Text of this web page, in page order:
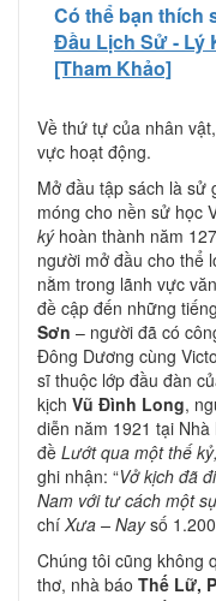
Có thể bạn thích
Đầu Lịch Sử - Lý
[Tham Khảo]
Về thứ tự của nhân
vực hoạt động.
Mở đầu tập sách là sử
móng cho nền sử học
ký hoàn thành năm
người mở đầu cho thể
nằm trong lãnh vực
đề cập đến những
Sơn – người đã có
Đông Dương cùng
sĩ thuộc lớp đầu đàn
kịch Vũ Đình Long,
diễn năm 1921 tại
đề Lướt qua một thế kỷ,
ghi nhận: “Vở kịch đã
Nam với tư cách một
chí Xưa – Naysố
Chúng tôi cũng không
thơ, nhà báo Thế Lữ,